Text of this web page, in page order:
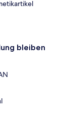
bleiben